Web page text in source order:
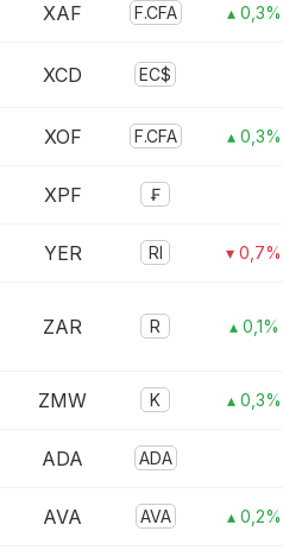
XAF F.CFA ▴ 0,3%
XCD EC$
XOF F.CFA ▴ 0,3%
XPF ₣
YER Rl ▾ 0,7%
ZAR R ▴ 0,1%
ZMW K ▴ 0,3%
ADA ADA
AVA AVA ▴ 0,2%